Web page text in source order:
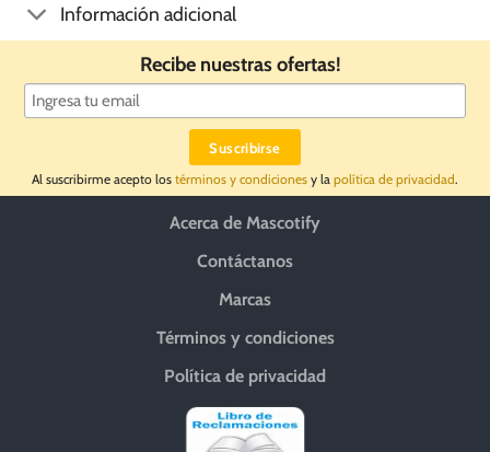
Información adicional
Recibe nuestras ofertas!
Al suscribirme acepto los términos y condiciones y la política de privacidad.
Acerca de Mascotify
Contáctanos
Marcas
Términos y condiciones
Política de privacidad